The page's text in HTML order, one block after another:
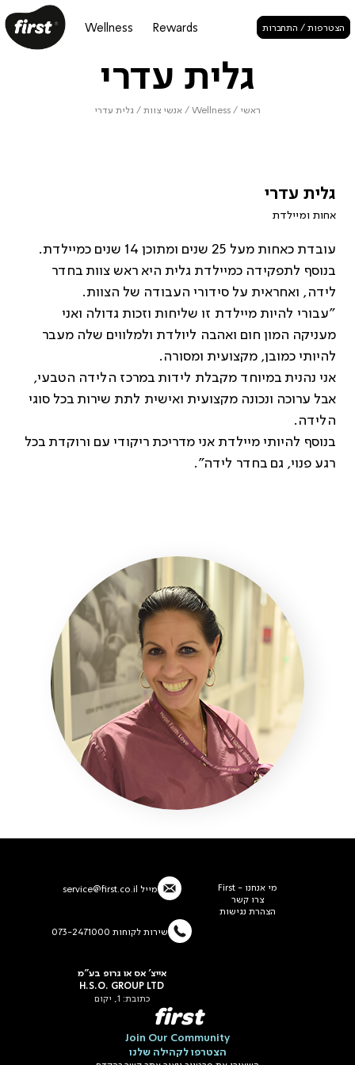
הצטרפות / התחברות Rewards
Wellness
גלית עדרי
ראשי /
Wellness
/ אנשי צוות / גלית עדרי
גלית עדרי
אחות ומיילדת
עובדת כאחות מעל 25 שנים ומתוכן 14 שנים כמיילדת.
בנוסף לתפקידה כמיילדת גלית היא ראש צוות בחדר
לידה, ואחראית על סידורי העבודה של הצוות.
"עבורי להיות מיילדת זו שליחות וזכות גדולה ואני
מעניקה המון חום ואהבה ליולדת ולמלווים שלה מעבר
להיותי כמובן, מקצועית ומסורה.
אני נהנית במיוחד מקבלת לידות במרכז הלידה הטבעי,
אבל ערוכה ונכונה מקצועית ואישית לתת שירות בכל סוגי
הלידה.
בנוסף להיותי מיילדת אני מדריכת ריקודי עם ורוקדת בכל
רגע פנוי, גם בחדר לידה".
מי אנחנו - First
צרו קשר
הצהרת נגישות
מייל service@first.co.il
שירות לקוחות 073-2471000
אייצ' אס או גרופ בע"מ
H.S.O. GROUP LTD
כתובת: 1, יקום
first
Join Our Community
הצטרפו לקהילה שלנו